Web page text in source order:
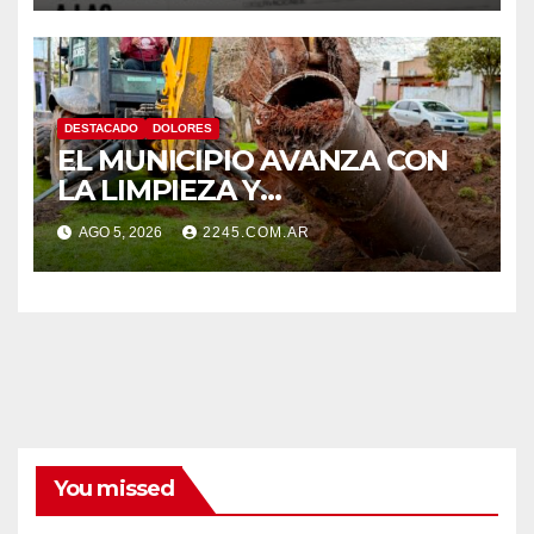
Umberto Illia
DESTACADO DOLORES
EL MUNICIPIO AVANZA CON
LA LIMPIEZA Y
MANTENIMIENTO DE
DESAGÜES
AGO 5, 2026 2245.COM.AR
You missed